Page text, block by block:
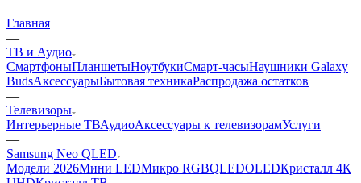
Главная
—
ТВ и Аудио
СмартфоныПланшетыНоутбукиСмарт-часыНаушники Galaxy
BudsАксессуарыБытовая техникаРаспродажа остатков
—
Телевизоры
Интерьерные ТВАудиоАксессуары к телевизорамУслуги
—
Samsung Neo QLED
Модели 2026Мини LEDМикро RGBQLEDOLEDКристалл 4К